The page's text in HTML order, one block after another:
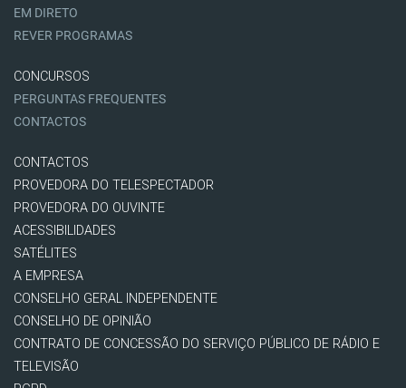
EM DIRETO
REVER PROGRAMAS
CONCURSOS
PERGUNTAS FREQUENTES
CONTACTOS
CONTACTOS
PROVEDORA DO TELESPECTADOR
PROVEDORA DO OUVINTE
ACESSIBILIDADES
SATÉLITES
A EMPRESA
CONSELHO GERAL INDEPENDENTE
CONSELHO DE OPINIÃO
CONTRATO DE CONCESSÃO DO SERVIÇO PÚBLICO DE RÁDIO E
TELEVISÃO